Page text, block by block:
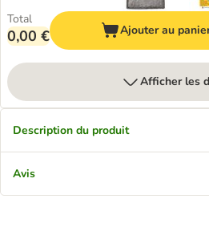
Total
0,00 € Ajouter au
Afficher les
Description du produit
Avis